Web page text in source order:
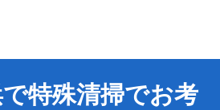
特殊清掃でお考